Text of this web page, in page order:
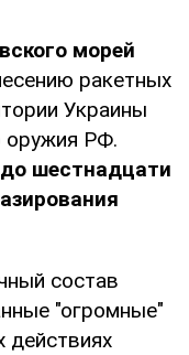
морей
ракетных
Украины
оружия РФ.
до шестнадцати
состав
"огромные"
действиях